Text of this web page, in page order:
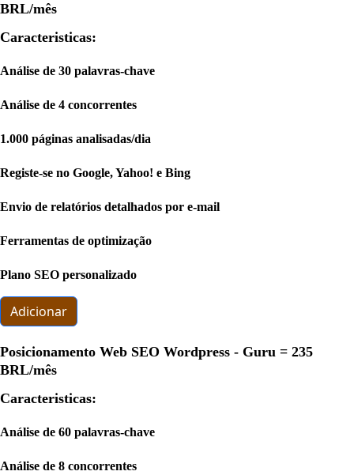
BRL/mês
Caracteristicas:
Análise de 30 palavras-chave
Análise de 4 concorrentes
1.000 páginas analisadas/dia
Registe-se no Google, Yahoo! e Bing
Envio de relatórios detalhados por e-mail
Ferramentas de optimização
Plano SEO personalizado
Adicionar
Posicionamento Web SEO Wordpress - Guru = 235
BRL/mês
Caracteristicas:
Análise de 60 palavras-chave
Análise de 8 concorrentes